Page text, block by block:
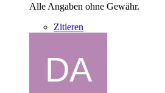
Alle Angaben ohne Gewähr.
Zitieren